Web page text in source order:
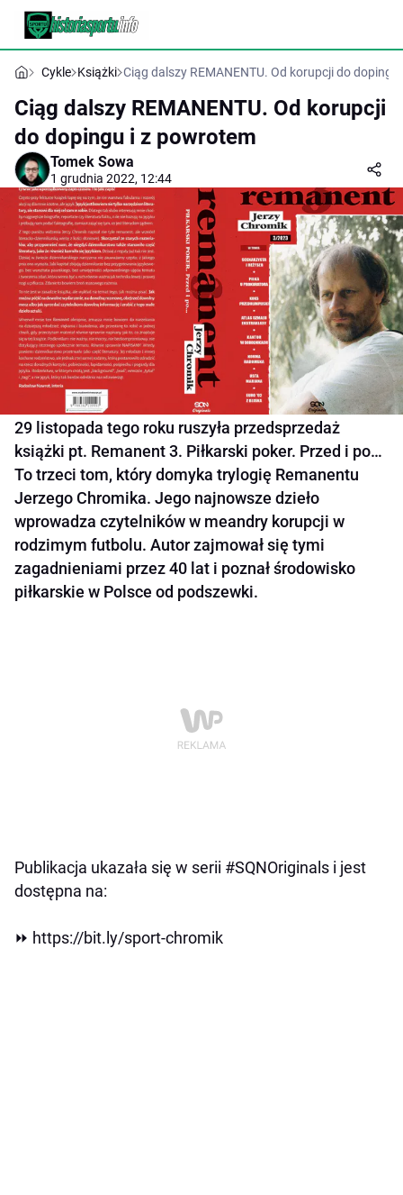
Cykle Książki Ciąg dalszy REMANENTU. Od korupcji do
Ciąg dalszy REMANENTU. Od korupcji
do dopingu i z powrotem
Tomek Sowa
1 grudnia 2022, 12:44
29 listopada tego roku ruszyła przedsprzedaż
książki pt. Remanent 3. Piłkarski poker. Przed i po…
To trzeci tom, który domyka trylogię Remanentu
Jerzego Chromika. Jego najnowsze dzieło
wprowadza czytelników w meandry korupcji w
rodzimym futbolu. Autor zajmował się tymi
zagadnieniami przez 40 lat i poznał środowisko
piłkarskie w Polsce od podszewki.
Publikacja ukazała się w serii #SQNOriginals i jest
dostępna na:
⏩ https://bit.ly/sport-chromik